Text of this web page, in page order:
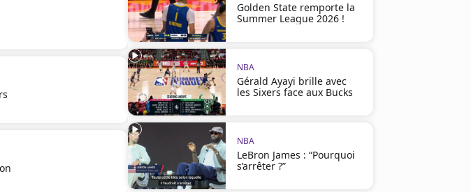
Golden State remporte la
Summer League 2026 !
NBA
Gérald Ayayi brille avec
les Sixers face aux Bucks
NBA
LeBron James : “Pourquoi
s’arrêter ?”